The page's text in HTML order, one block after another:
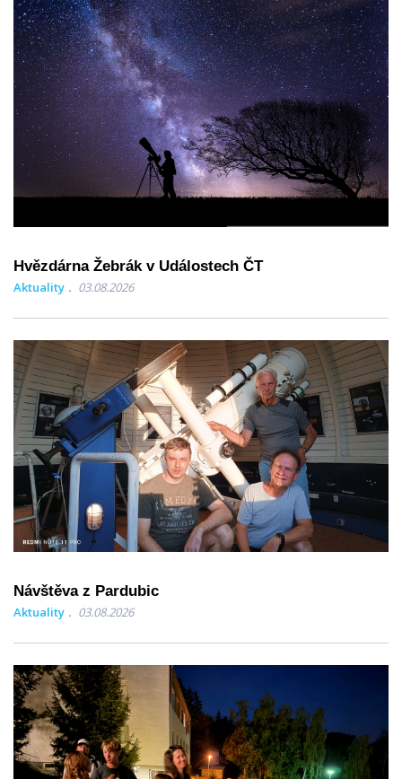
Hvězdárna Žebrák v Událostech ČT
Aktuality 03.08.2026
Návštěva z Pardubic
Aktuality 03.08.2026